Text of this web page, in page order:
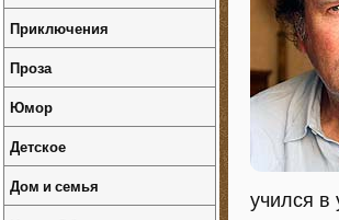
учился в
Приключения
Проза
Юмор
Детское
Дом и семья